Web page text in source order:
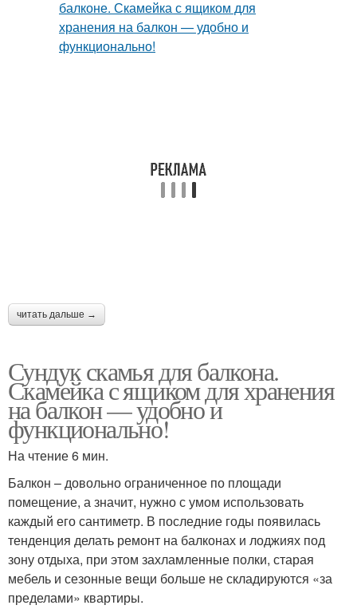
читать дальше →
Сундук скамья для балкона.
Скамейка с ящиком для хранения
на балкон — удобно и
функционально!
На чтение 6 мин.
Балкон – довольно ограниченное по площади
помещение, а значит, нужно с умом использовать
каждый его сантиметр. В последние годы появилась
тенденция делать ремонт на балконах и лоджиях под
зону отдыха, при этом захламленные полки, старая
мебель и сезонные вещи больше не складируются «за
пределами» квартиры.